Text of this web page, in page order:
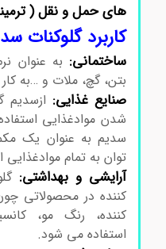
های حمل و نقل (
کاربرد گلوکنات سدیم
ساختمانی:به عنوان نرم
بتن، گچ، ملات و …به کار
صنایع غذایی:ازسدیم
شدن موادغذایی استفاده
توان به تمام موادغذایی
آرایشی و بهداشتی:
کننده در محصولاتی
کننده، رنگ مو،
استفاده می شود.